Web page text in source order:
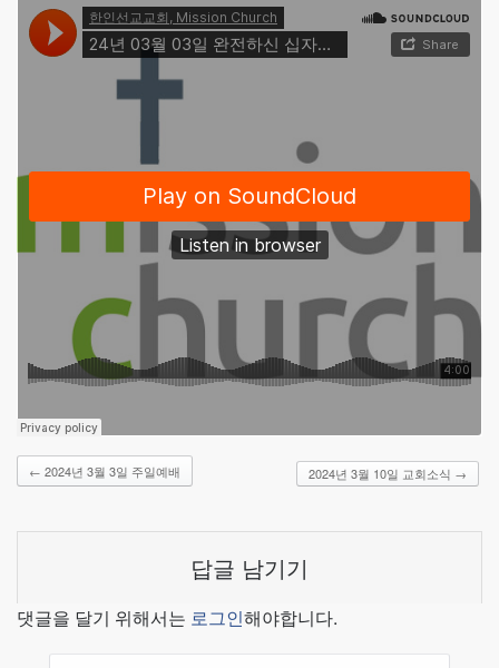
← 2024년 3월 3일 주일예배 2024년 3월 10일 교회소식 →
답글 남기기
댓글을 달기 위해서는 로그인해야합니다.